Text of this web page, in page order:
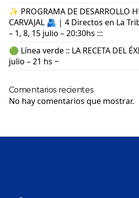
✨ PROGRAMA DE DESARROLLO
CARVAJAL 🫂 | 4 Directos en La
– 1, 8, 15 julio – 20:30hs :::
🟢 Línea verde :: LA RECETA DEL
julio – 21 hs ~
Comentarios recientes
No hay comentarios que mostrar.